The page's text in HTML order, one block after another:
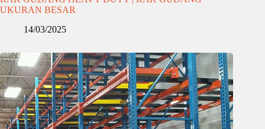
UKURAN BESAR
14/03/2025